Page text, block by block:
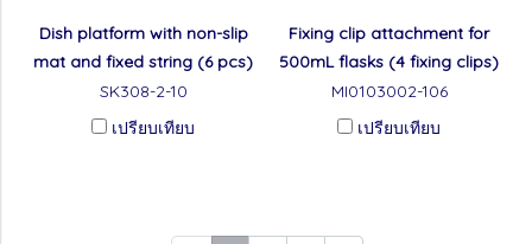
Dish platform with non-slip
mat and fixed string (6 pcs)
SK308-2-10
เปรียบเทียบ
Fixing clip attachment for
500mL flasks (4 fixing clips)
MI0103002-106
เปรียบเทียบ